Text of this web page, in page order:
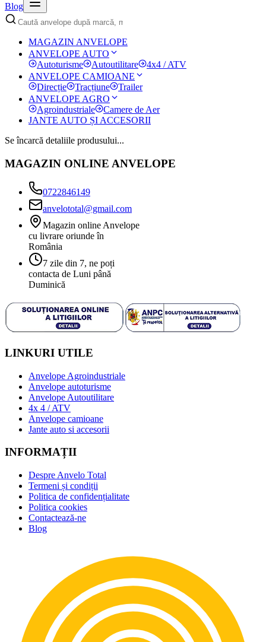
Blog
MAGAZIN ANVELOPE
ANVELOPE AUTO
Autoturisme
Autoutilitare
4x4 / ATV
ANVELOPE CAMIOANE
Direcție
Tracțiune
Trailer
ANVELOPE AGRO
Agroindustriale
Camere de Aer
JANTE AUTO ȘI ACCESORII
Se încarcă detaliile produsului...
MAGAZIN ONLINE ANVELOPE
0722846149
anvelototal@gmail.com
Magazin online Anvelope
cu livrare oriunde în
România
7 zile din 7, ne poți
contacta de Luni până
Duminică
LINKURI UTILE
Anvelope Agroindustriale
Anvelope autoturisme
Anvelope Autoutilitare
4x 4 / ATV
Anvelope camioane
Jante auto si accesorii
INFORMAȚII
Despre Anvelo Total
Termeni și condiții
Politica de confidențialitate
Politica cookies
Contactează-ne
Blog